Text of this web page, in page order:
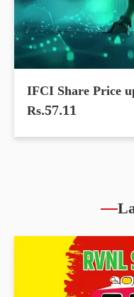
IFCI Share Price
Rs.57.11